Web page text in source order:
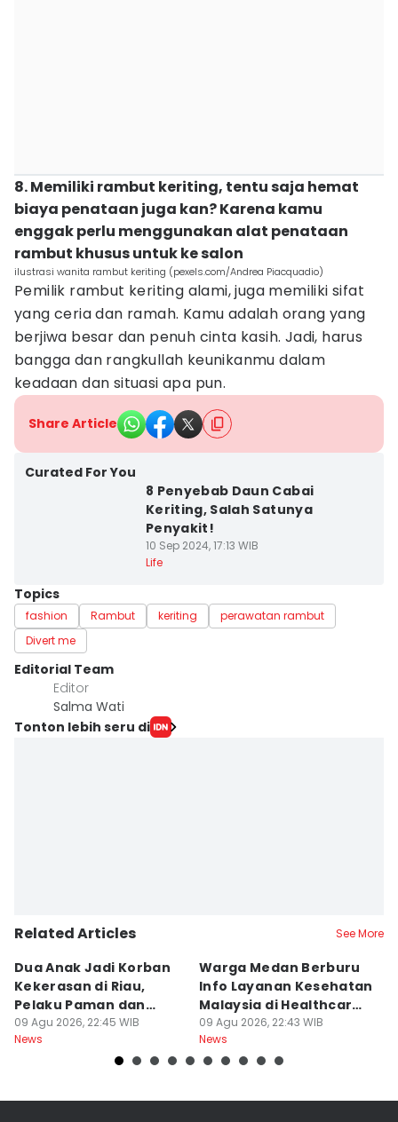
8. Memiliki rambut keriting, tentu saja hemat
biaya penataan juga kan? Karena kamu
enggak perlu menggunakan alat penataan
rambut khusus untuk ke salon
ilustrasi wanita rambut keriting (pexels.com/Andrea Piacquadio)
Pemilik rambut keriting alami, juga memiliki sifat
yang ceria dan ramah. Kamu adalah orang yang
berjiwa besar dan penuh cinta kasih. Jadi, harus
bangga dan rangkullah keunikanmu dalam
keadaan dan situasi apa pun.
Share Article
Curated For You
8 Penyebab Daun Cabai
Keriting, Salah Satunya
Penyakit!
10 Sep 2024, 17:13 WIB
Life
Topics
fashion Rambut keriting
perawatan rambut
Divert me
Editorial Team
Editor
Salma Wati
Tonton lebih seru di
Related Articles See More
Dua Anak Jadi Korban
Kekerasan di Riau,
Pelaku Paman dan
Tantenya
09 Agu 2026, 22:45 WIB
News
Warga Medan Berburu
Info Layanan Kesehatan
Malaysia di Healthcare
Expo
09 Agu 2026, 22:43 WIB
News